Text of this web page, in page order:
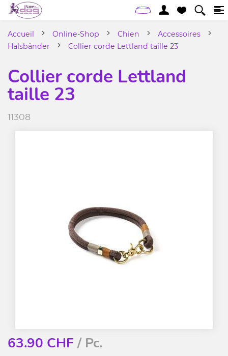
Accueil Online-Shop Chien
Accessoires
Halsbänder
Collier corde Lettland taille 23
Collier corde Lettland
taille 23
11308
63.90 CHF/ Pc.